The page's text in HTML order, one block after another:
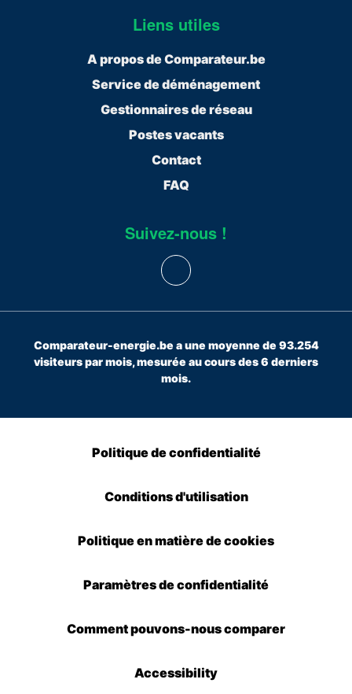
Liens utiles
A propos de Comparateur.be
Service de déménagement
Gestionnaires de réseau
Postes vacants
Contact
FAQ
Suivez-nous !
Comparateur-energie.be a une moyenne de 93.254
visiteurs par mois, mesurée au cours des 6 derniers
mois.
Politique de confidentialité
Conditions d'utilisation
Politique en matière de cookies
Paramètres de confidentialité
Comment pouvons-nous comparer
Accessibility